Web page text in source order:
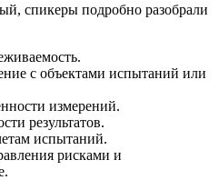
спикеры подробно разобрали
с объектами испытаний или
измерений.
результатов.
испытаний.
рисками и